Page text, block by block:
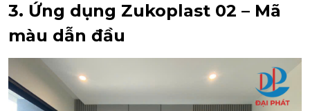
3. Ứng dụng Zukoplast 02 – Mã
màu dẫn đầu